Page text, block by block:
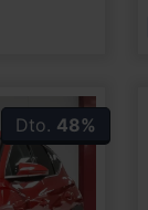
Dto. 48%